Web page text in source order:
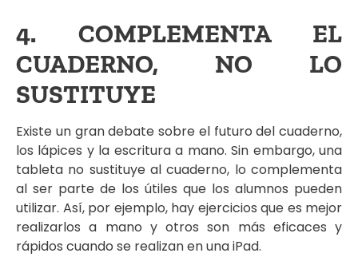
4. COMPLEMENTA EL
CUADERNO, NO LO
SUSTITUYE
Existe un gran debate sobre el futuro del cuaderno,
los lápices y la escritura a mano. Sin embargo, una
tableta no sustituye al cuaderno, lo complementa
al ser parte de los útiles que los alumnos pueden
utilizar. Así, por ejemplo, hay ejercicios que es mejor
realizarlos a mano y otros son más eficaces y
rápidos cuando se realizan en una iPad.